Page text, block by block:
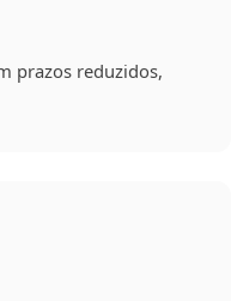
prazos reduzidos,